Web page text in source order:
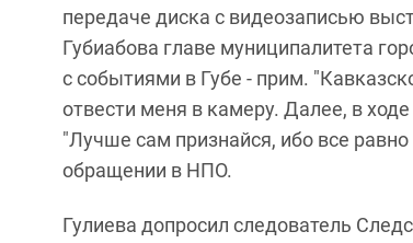
передаче диска с видеозаписью
Губиабова главе муниципалитета
с событиями в Губе - прим.
отвести меня в камеру. Далее, в
"Лучше сам признайся, ибо все
обращении в НПО.
Гулиева допросил следователь